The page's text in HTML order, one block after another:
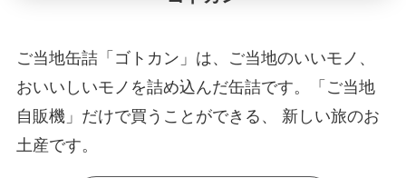
ご当地缶詰「ゴトカン」は、ご当地のいいモノ、
おいいしいモノを詰め込んだ缶詰です。「ご当地
自販機」だけで買うことができる、 新しい旅のお
土産です。